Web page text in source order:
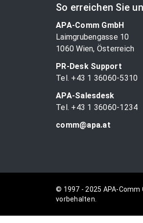
So erreichen Sie
APA-Comm GmbH
Laimgrubengasse 10
1060 Wien, Österreich
PR-Desk Support
Tel. +43 1 36060-5310
APA-Salesdesk
Tel. +43 1 36060-1234
comm@apa.at
© 1997 - 2025 APA-Comm
vorbehalten.